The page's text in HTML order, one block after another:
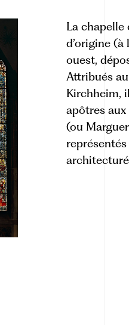
La chapelle
d’origine (à
ouest,
Attribués
Kirchheim,
apôtres
(ou